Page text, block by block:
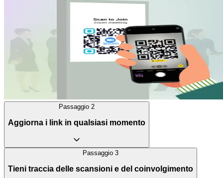
Passaggio 2
Aggiorna i link in qualsiasi momento
Zoom in caso di riunioni ricorrenti o serie di eventi. Aggiorna
Passaggio 3
Tieni traccia delle scansioni e del coinvolgimento